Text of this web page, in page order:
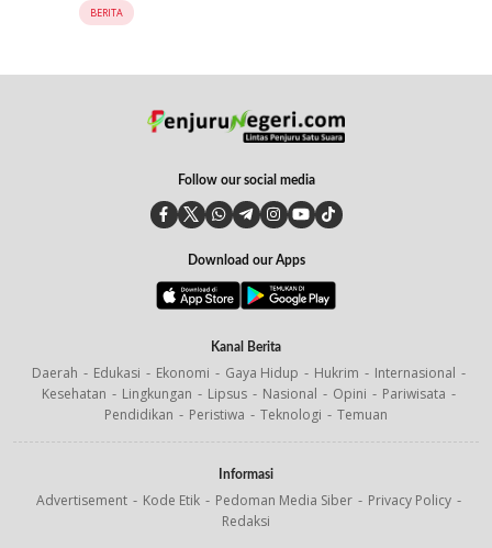
BERITA
Follow our social media
Download our Apps
Kanal Berita
Daerah Edukasi Ekonomi Gaya Hidup Hukrim
Internasional
Kesehatan
Lingkungan Lipsus Nasional Opini
Pariwisata
Pendidikan
Peristiwa Teknologi Temuan
Informasi
Advertisement Kode Etik Pedoman Media Siber
Privacy Policy
Redaksi